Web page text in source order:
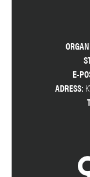
E-
ADRESS: